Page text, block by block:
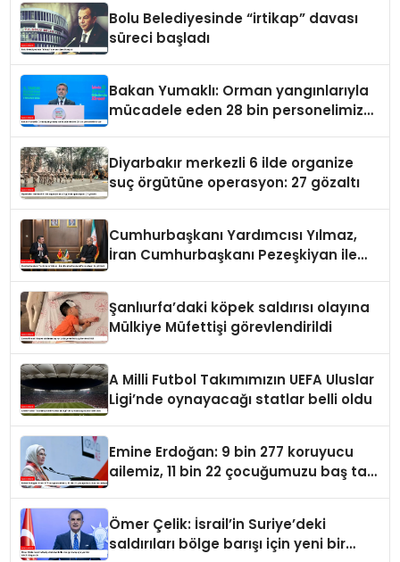
Bolu Belediyesinde “irtikap” davası
süreci başladı
Bakan Yumaklı: Orman yangınlarıyla
mücadele eden 28 bin personelimiz
Diyarbakır merkezli 6 ilde organize
suç örgütüne operasyon: 27 gözaltı
Cumhurbaşkanı Yardımcısı Yılmaz,
İran Cumhurbaşkanı Pezeşkiyan ile
Şanlıurfa’daki köpek saldırısı olayına
Mülkiye Müfettişi görevlendirildi
A Milli Futbol Takımımızın UEFA Uluslar
Ligi’nde oynayacağı statlar belli oldu
Emine Erdoğan: 9 bin 277 koruyucu
ailemiz, 11 bin 22 çocuğumuzu baş tacı
Ömer Çelik: İsrail’in Suriye’deki
saldırıları bölge barışı için yeni bir